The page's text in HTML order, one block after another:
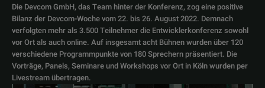
Die Devcom GmbH, das Team hinter der Konferenz, zog eine positive
Bilanz der Devcom-Woche vom 22. bis 26. August 2022. Demnach
verfolgten mehr als 3.500 Teilnehmer die Entwicklerkonferenz sowohl
vor Ort als auch online. Auf insgesamt acht Bühnen wurden über 120
verschiedene Programmpunkte von 180 Sprechern präsentiert. Die
Vorträge, Panels, Seminare und Workshops vor Ort in Köln wurden per
Livestream übertragen.